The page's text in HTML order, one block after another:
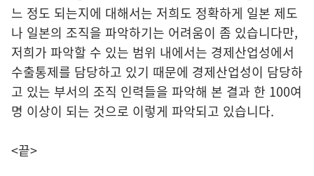
느 정도 되는지에 대해서는 저희도 정확하게 일본 제도
나 일본의 조직을 파악하기는 어려움이 좀 있습니다만,
저희가 파악할 수 있는 범위 내에서는 경제산업성에서
수출통제를 담당하고 있기 때문에 경제산업성이 담당하
고 있는 부서의 조직 인력들을 파악해 본 결과 한 100여
명 이상이 되는 것으로 이렇게 파악되고 있습니다.
<끝>